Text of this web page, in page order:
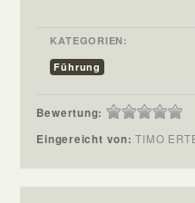
KATEGORIEN:
Führung
Bewertung:
Eingereicht von:TIMO